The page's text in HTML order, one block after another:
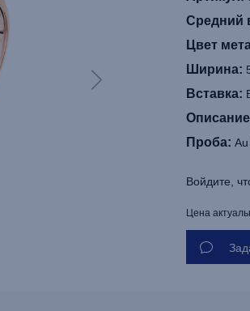
Средний
Цвет
Ширина:
Вставка:
Проба:
Войдите,
Цена